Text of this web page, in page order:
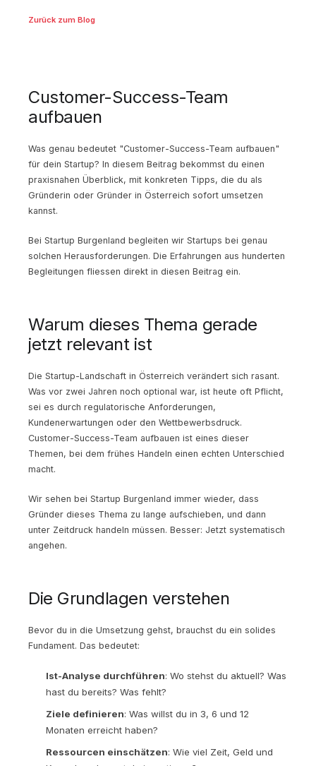
Zurück zum Blog
Customer-Success-Team
aufbauen
Was genau bedeutet "Customer-Success-Team aufbauen"
für dein Startup? In diesem Beitrag bekommst du einen
praxisnahen Überblick, mit konkreten Tipps, die du als
Gründerin oder Gründer in Österreich sofort umsetzen
kannst.
Bei Startup Burgenland begleiten wir Startups bei genau
solchen Herausforderungen. Die Erfahrungen aus hunderten
Begleitungen fliessen direkt in diesen Beitrag ein.
Warum dieses Thema gerade
jetzt relevant ist
Die Startup-Landschaft in Österreich verändert sich rasant.
Was vor zwei Jahren noch optional war, ist heute oft Pflicht,
sei es durch regulatorische Anforderungen,
Kundenerwartungen oder den Wettbewerbsdruck.
Customer-Success-Team aufbauen ist eines dieser
Themen, bei dem frühes Handeln einen echten Unterschied
macht.
Wir sehen bei Startup Burgenland immer wieder, dass
Gründer dieses Thema zu lange aufschieben, und dann
unter Zeitdruck handeln müssen. Besser: Jetzt systematisch
angehen.
Die Grundlagen verstehen
Bevor du in die Umsetzung gehst, brauchst du ein solides
Fundament. Das bedeutet:
Ist-Analyse durchführen: Wo stehst du aktuell? Was
hast du bereits? Was fehlt?
Ziele definieren: Was willst du in 3, 6 und 12
Monaten erreicht haben?
Ressourcen einschätzen: Wie viel Zeit, Geld und